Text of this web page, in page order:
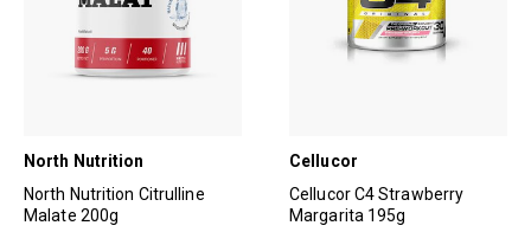
North Nutrition
North Nutrition Citrulline
Malate 200g
Cellucor
Cellucor C4 Strawberry
Margarita 195g